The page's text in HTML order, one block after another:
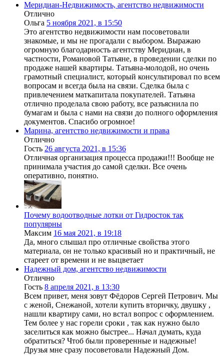
Меридиан-Недвижимость, агентство недвижимости
Отлично
Ольга 5 ноября 2021, в 15:50
Это агентство недвижимости нам посоветовали
знакомые, и мы не прогадали с выбором. Выражаю
огромную благодарность агентству Меридиан, в
частности, Романовой Татьяне, в проведении сделки по
продаже нашей квартиры. Татьяна-молодой, но очень
грамотный специалист, который консультировал по всем
вопросам и всегда была на связи. Сделка была с
привлечением маткапитала покупателей. Татьяна
отлично проделала свою работу, все разъяснила по
бумагам и была с нами на связи до полного оформления
документов. Спасибо огромное!
Марина, агентство недвижимости и права
Отлично
Гость 26 августа 2021, в 15:36
Отличная организация процесса продажи!!! Вообще не
принимала участия до самой сделки. Все очень
оперативно, понятно.
Почему водоотводные лотки от Гидросток так
популярны
Максим 16 мая 2021, в 19:18
Да, много слышал про отличные свойства этого
материала, он не только красивый но и практичный, не
стареет от времени и не выцветает
Надежный дом, агентство недвижимости
Отлично
Гость 8 апреля 2021, в 13:30
Всем привет, меня зовут Фёдоров Сергей Петрович. Мы
с женой, Снежаной, хотели купить вторичку, двушку ,
нашли квартиру сами, но встал вопрос с оформлением.
Тем более у нас горели сроки , так как нужно было
заселиться как можно быстрее... Начал думать, куда
обратиться? Чтоб были проверенные и надежные!
Друзья мне сразу посоветовали Надежный Дом.